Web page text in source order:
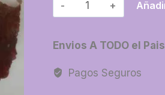
Porta
pasta
grande
Envios A TODO el
Pagos Seguros